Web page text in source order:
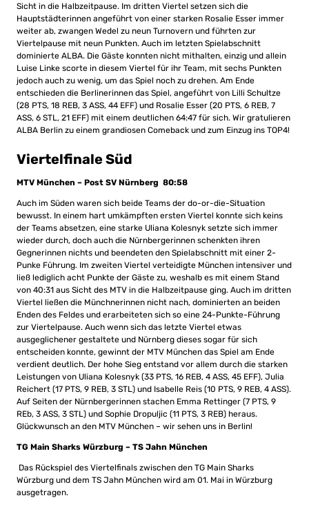
Sicht in die Halbzeitpause. Im dritten Viertel setzen sich die
Hauptstädterinnen angeführt von einer starken Rosalie Esser immer
weiter ab, zwangen Wedel zu neun Turnovern und führten zur
Viertelpause mit neun Punkten. Auch im letzten Spielabschnitt
dominierte ALBA. Die Gäste konnten nicht mithalten, einzig und allein
Luise Linke scorte in diesem Viertel für ihr Team, mit sechs Punkten
jedoch auch zu wenig, um das Spiel noch zu drehen. Am Ende
entschieden die Berlinerinnen das Spiel, angeführt von Lilli Schultze
(28 PTS, 18 REB, 3 ASS, 44 EFF) und Rosalie Esser (20 PTS, 6 REB, 7
ASS, 6 STL, 21 EFF) mit einem deutlichen 64:47 für sich. Wir gratulieren
ALBA Berlin zu einem grandiosen Comeback und zum Einzug ins TOP4!
Viertelfinale Süd
MTV München – Post SV Nürnberg 80:58
Auch im Süden waren sich beide Teams der do-or-die-Situation
bewusst. In einem hart umkämpften ersten Viertel konnte sich keins
der Teams absetzen, eine starke Uliana Kolesnyk setzte sich immer
wieder durch, doch auch die Nürnbergerinnen schenkten ihren
Gegnerinnen nichts und beendeten den Spielabschnitt mit einer 2-
Punke Führung. Im zweiten Viertel verteidigte München intensiver und
ließ lediglich acht Punkte der Gäste zu, weshalb es mit einem Stand
von 40:31 aus Sicht des MTV in die Halbzeitpause ging. Auch im dritten
Viertel ließen die Münchnerinnen nicht nach, dominierten an beiden
Enden des Feldes und erarbeiteten sich so eine 24-Punkte-Führung
zur Viertelpause. Auch wenn sich das letzte Viertel etwas
ausgeglichener gestaltete und Nürnberg dieses sogar für sich
entscheiden konnte, gewinnt der MTV München das Spiel am Ende
verdient deutlich. Der hohe Sieg entstand vor allem durch die starken
Leistungen von Uliana Kolesnyk (33 PTS, 16 REB, 4 ASS, 45 EFF), Julia
Reichert (17 PTS, 9 REB, 3 STL) und Isabelle Reis (10 PTS, 9 REB, 4 ASS).
Auf Seiten der Nürnbergerinnen stachen Emma Rettinger (7 PTS, 9
REb, 3 ASS, 3 STL) und Sophie Dropuljic (11 PTS, 3 REB) heraus.
Glückwunsch an den MTV München – wir sehen uns in Berlin!
TG Main Sharks Würzburg – TS Jahn München
Das Rückspiel des Viertelfinals zwischen den TG Main Sharks
Würzburg und dem TS Jahn München wird am 01. Mai in Würzburg
ausgetragen.